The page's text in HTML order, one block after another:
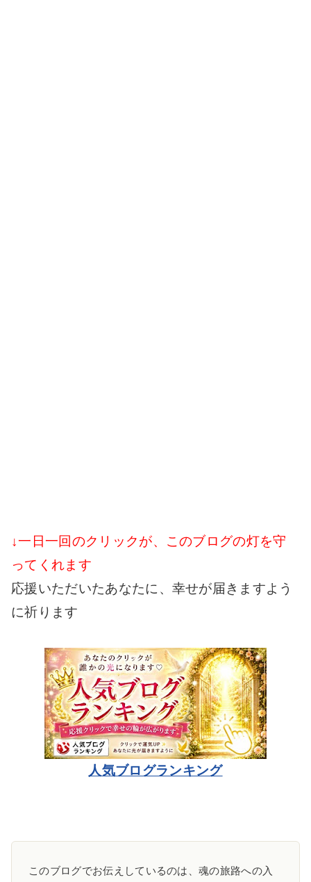
↓一日一回のクリックが、このブログの灯を守
ってくれます
応援いただいたあなたに、幸せが届きますよう
に祈ります
人気ブログランキング
このブログでお伝えしているのは、魂の旅路への入